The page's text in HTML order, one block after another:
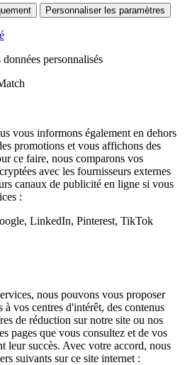
Personnaliser les paramètres
personnalisés
vous informons également en dehors
promotions et vous affichons des
ce faire, nous comparons vos
avec les fournisseurs externes
canaux de publicité en ligne si vous
:
LinkedIn, Pinterest, TikTok
nous pouvons vous proposer
à vos centres d'intérêt, des contenus
de réduction sur notre site ou nos
pages que vous consultez et de vos
leur succès. Avec votre accord, nous
suivants sur ce site internet :